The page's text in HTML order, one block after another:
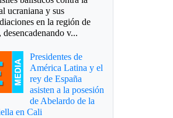
ucraniana y sus
en la región de
v...
Presidentes de
América Latina y el
rey de España
asisten a la posesión
de Abelardo de la
en Cali